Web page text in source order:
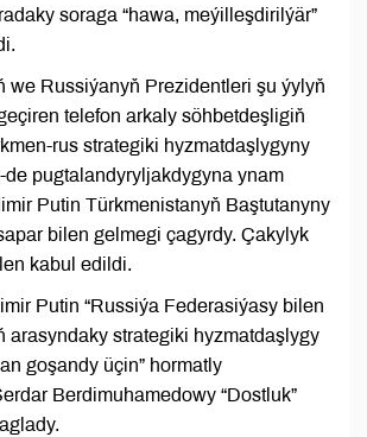
soraga “hawa, meýilleşdirilýär”
we Russiýanyň Prezidentleri şu ýylyň
telefon arkaly söhbetdeşligiň
rus strategiki hyzmatdaşlygyny
de pugtalandyryljakdygyna ynam
Putin Türkmenistanyň Baştutanyny
bilen gelmegi çagyrdy. Çakylyk
kabul edildi.
Putin “Russiýa Federasiýasy bilen
arasyndaky strategiki hyzmatdaşlygy
goşandy üçin” hormatly
Berdimuhamedowy “Dostluk”